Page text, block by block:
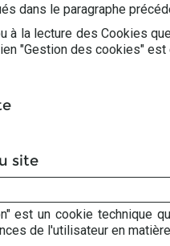
dans le paragraphe
à la lecture des Cookies
"Gestion des cookies"
site
est un cookie technique
de l'utilisateur en